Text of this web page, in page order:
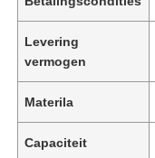
Levering
vermogen
Materila
Capaciteit